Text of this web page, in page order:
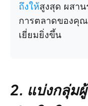
ถึงให้สูงสุด ผสา
การตลาดของคุ
เยี่ยมยิ่งขึ้น
2. แบ่งกลุ่ม